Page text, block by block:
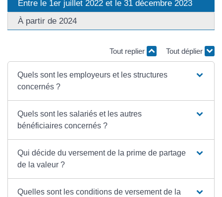
Entre le 1er juillet 2022 et le 31 décembre 2023
À partir de 2024
Tout replier Tout déplier
Quels sont les employeurs et les structures
concernés ?
Quels sont les salariés et les autres
bénéficiaires concernés ?
Qui décide du versement de la prime de partage
de la valeur ?
Quelles sont les conditions de versement de la